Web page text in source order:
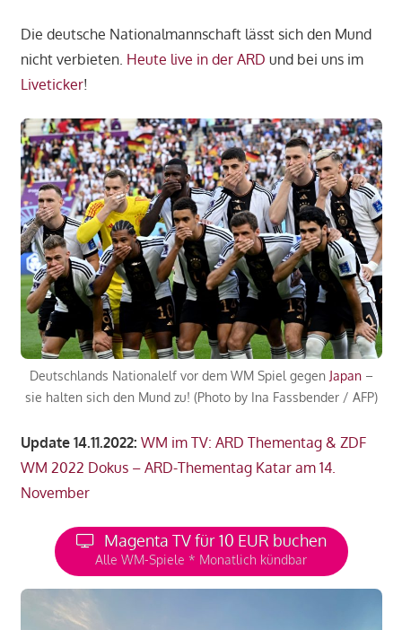
Die deutsche Nationalmannschaft lässt sich den Mund
nicht verbieten. Heute live in der ARD und bei uns im
Liveticker!
Deutschlands Nationalelf vor dem WM Spiel gegen Japan–
sie halten sich den Mund zu! (Photo by Ina Fassbender / AFP)
Update 14.11.2022: WM im TV: ARD Thementag & ZDF
WM 2022 Dokus – ARD-Thementag Katar am 14.
November
Magenta TV für 10 EUR buchen
Alle WM-Spiele * Monatlich kündbar